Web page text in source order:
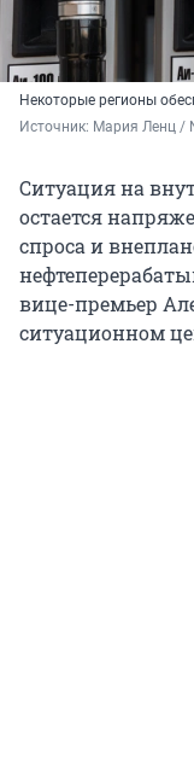
Некоторые регионы
Источник: Мария Ленц /
Ситуация на
остается
спроса и
вице-премьер
ситуационном